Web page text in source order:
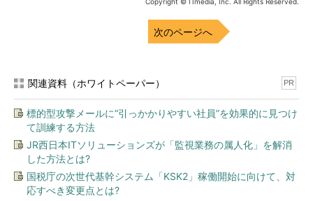
次のページへ
関連資料（ホワイトペーパー） PR
標的型攻撃メールに“引っかかりやすい社員”を効果的に見つけ
て訓練する方法
JR西日本ITソリューションズが「監視業務の属人化」を解消
した方法とは?
国税庁の次世代基幹システム「KSK2」稼働開始に向けて、対
応すべき変更点とは?